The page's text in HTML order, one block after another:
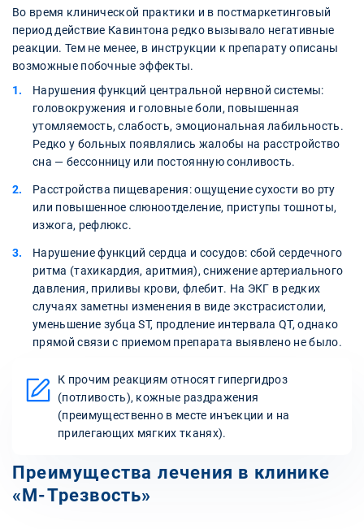
Во время клинической практики и в постмаркетинговый
период действие Кавинтона редко вызывало негативные
реакции. Тем не менее, в инструкции к препарату описаны
возможные побочные эффекты.
Нарушения функций центральной нервной системы:
головокружения и головные боли, повышенная
утомляемость, слабость, эмоциональная лабильность.
Редко у больных появлялись жалобы на расстройство
сна — бессонницу или постоянную сонливость.
Расстройства пищеварения: ощущение сухости во рту
или повышенное слюноотделение, приступы тошноты,
изжога, рефлюкс.
Нарушение функций сердца и сосудов: сбой сердечного
ритма (тахикардия, аритмия), снижение артериального
давления, приливы крови, флебит. На ЭКГ в редких
случаях заметны изменения в виде экстрасистолии,
уменьшение зубца ST, продление интервала QT, однако
прямой связи с приемом препарата выявлено не было.
К прочим реакциям относят гипергидроз
(потливость), кожные раздражения
(преимущественно в месте инъекции и на
прилегающих мягких тканях).
Преимущества лечения в клинике
«М-Трезвость»